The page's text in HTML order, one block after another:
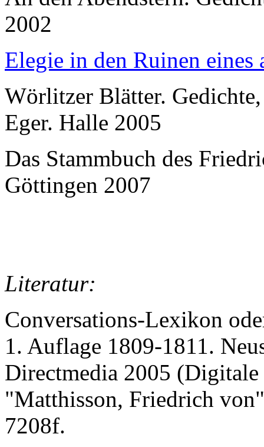
2002
Elegie in den Ruinen eines
Wörlitzer Blätter.
Eger. Halle 2005
Das Stammbuch des
Göttingen 2007
Literatur:
Conversations-Lexikon
1. Auflage 1809-1811.
Directmedia 2005
"Matthisson, Friedrich
7208f.